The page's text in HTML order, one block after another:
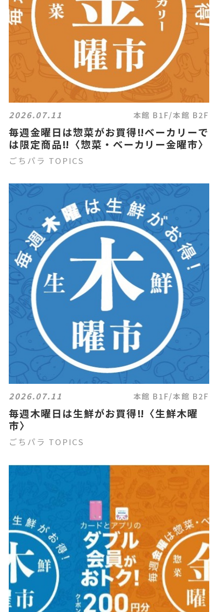
2026.07.11 本館 B1F/本館 B2F
毎週金曜日は惣菜がお買得‼ベーカリーで
は限定商品‼〈惣菜・ベーカリー金曜市〉
ごちパラ TOPICS
2026.07.11 本館 B1F/本館 B2F
毎週木曜日は生鮮がお買得‼〈生鮮木曜
市〉
ごちパラ TOPICS